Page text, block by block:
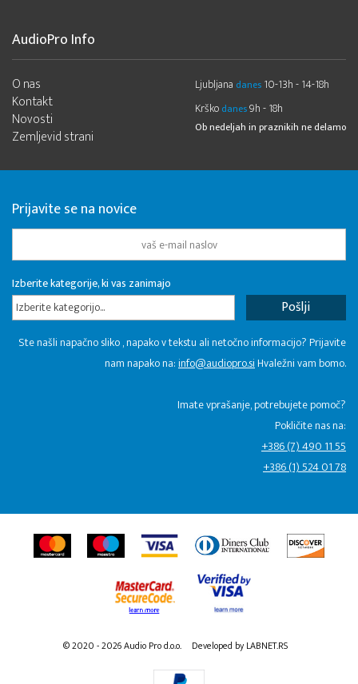
AudioPro Info
O nas
Kontakt
Novosti
Zemljevid strani
Ljubljana danes 10-13h - 14-18h
Krško danes9h - 18h
Ob nedeljah in praznikih ne delamo
Prijavite se na novice
Izberite kategorije, ki vas zanimajo
Izberite kategorijo...
Ste našli napačno sliko , napako v tekstu ali netočno informacijo? Prijavite
nam napako na:info@audiopro.siHvaležni vam bomo.
Imate vprašanje, potrebujete pomoč?
Pokličite nas na:
+386 (7) 490 11 55
+386 (1) 524 01 78
© 2020 - 2026 Audio Pro d.o.o. Developed by LABNET.RS